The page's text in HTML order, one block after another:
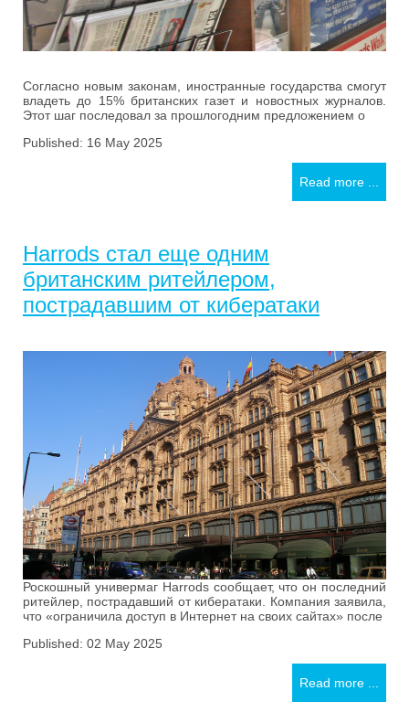
Согласно новым законам, иностранные государства смогут
владеть до 15% британских газет и новостных журналов.
Этот шаг последовал за прошлогодним предложением о
Published: 16 May 2025
Read more ...
Harrods стал еще одним
британским ритейлером,
пострадавшим от кибератаки
Роскошный универмаг Harrods сообщает, что он последний
ритейлер, пострадавший от кибератаки. Компания заявила,
что «ограничила доступ в Интернет на своих сайтах» после
Published: 02 May 2025
Read more ...